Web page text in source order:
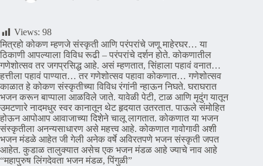
Views: 98
मित्रहो कोकण म्हणजे संस्कृती आणि परंपरांचे जणू माहेरघर… या
ठिकाणी आपल्याला विविध रूढी – परंपरांचे दर्शन होते. कोकणातील
गणेशोत्सव तर जगप्रसिद्ध आहे. असं म्हणतात, सिंहाला पहावं वनात…
हत्तीला पहावं पाण्यात… तर गणेशोत्सव पहावा कोकणात… गणेशोत्सव
काळात हे कोकण संस्कृतीच्या विविध रंगांनी न्हाऊन निघते. घराघरात
भजन करून बाप्पाला आळविले जाते. यावेळी पेटी, टाळ आणि मृदुंग यातून
उमटणारे नादमधुर स्वर कानातून थेट हृदयात उतरतात. पाऊले संमोहित
होऊन आपोआप आवाजाच्या दिशेने चालू लागतात. कोकणात या भजन
संस्कृतीला अनन्यसाधारण असे महत्त्व आहे. कोकणात गावोगावी अशी
भजन मंडळे आहेत जी गेली अनेक वर्षे अविरतपणे भजन संस्कृती जपत
आहेत. कुडाळ तालुक्यात असेच एक भजन मंडळ आहे ज्याचे नाव आहे
“महापुरुष लिंगदेवता भजन मंडळ, पिंगुळी”